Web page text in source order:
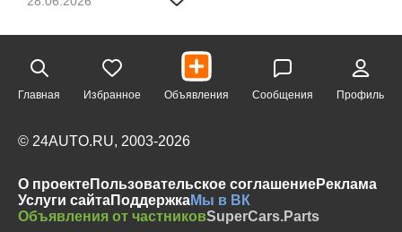
Главная Избранное Объявления Сообщения Профиль
© 24AUTO.RU, 2003-2026
О проектеПользовательское соглашениеРеклама
Услуги сайтаПоддержкаМы в ВК
Объявления от частниковSuperCars.Parts